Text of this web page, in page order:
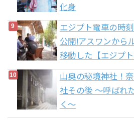
化身
エジプト電車の時
公開!アスワンから
移動した【エジプト
山奥の秘境神社！
社その後 〜呼ばれ
く〜